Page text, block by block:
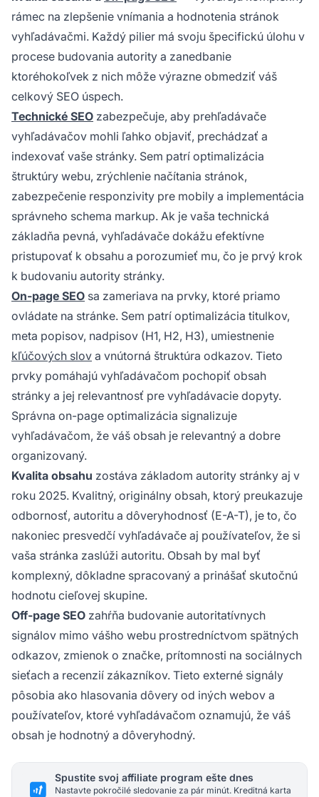
rámec na zlepšenie vnímania a hodnotenia stránok
vyhľadávačmi. Každý pilier má svoju špecifickú úlohu v
procese budovania autority a zanedbanie
ktoréhokoľvek z nich môže výrazne obmedziť váš
celkový SEO úspech.
Technické SEO zabezpečuje, aby prehľadávače
vyhľadávačov mohli ľahko objaviť, prechádzať a
indexovať vaše stránky. Sem patrí optimalizácia
štruktúry webu, zrýchlenie načítania stránok,
zabezpečenie responzivity pre mobily a implementácia
správneho schema markup. Ak je vaša technická
základňa pevná, vyhľadávače dokážu efektívne
pristupovať k obsahu a porozumieť mu, čo je prvý krok
k budovaniu autority stránky.
On-page SEO sa zameriava na prvky, ktoré priamo
ovládate na stránke. Sem patrí optimalizácia titulkov,
meta popisov, nadpisov (H1, H2, H3), umiestnenie
kľúčových slov a vnútorná štruktúra odkazov. Tieto
prvky pomáhajú vyhľadávačom pochopiť obsah
stránky a jej relevantnosť pre vyhľadávacie dopyty.
Správna on-page optimalizácia signalizuje
vyhľadávačom, že váš obsah je relevantný a dobre
organizovaný.
Kvalita obsahu zostáva základom autority stránky aj v
roku 2025. Kvalitný, originálny obsah, ktorý preukazuje
odbornosť, autoritu a dôveryhodnosť (E-A-T), je to, čo
nakoniec presvedčí vyhľadávače aj používateľov, že si
vaša stránka zaslúži autoritu. Obsah by mal byť
komplexný, dôkladne spracovaný a prinášať skutočnú
hodnotu cieľovej skupine.
Off-page SEO zahŕňa budovanie autoritatívnych
signálov mimo vášho webu prostredníctvom spätných
odkazov, zmienok o značke, prítomnosti na sociálnych
sieťach a recenzií zákazníkov. Tieto externé signály
pôsobia ako hlasovania dôvery od iných webov a
používateľov, ktoré vyhľadávačom oznamujú, že váš
obsah je hodnotný a dôveryhodný.
Spustite svoj affiliate program ešte dnes
Nastavte pokročilé sledovanie za pár minút. Kreditná karta